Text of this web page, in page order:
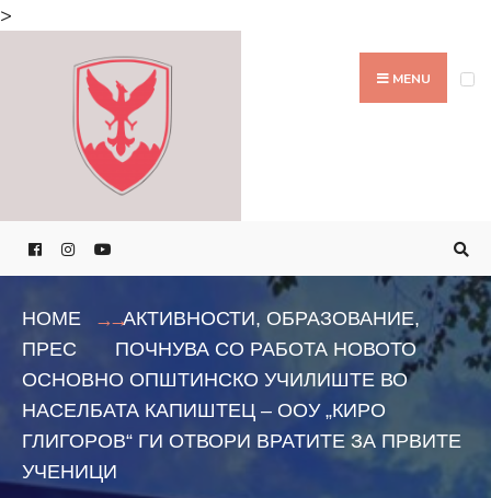
>
MENU
HOME АКТИВНОСТИ, ОБРАЗОВАНИЕ,
ПРЕС
ПОЧНУВА СО РАБОТА НОВОТО
ОСНОВНО ОПШТИНСКО УЧИЛИШТЕ ВО
НАСЕЛБАТА КАПИШТЕЦ – ООУ „КИРО
ГЛИГОРОВ“ ГИ ОТВОРИ ВРАТИТЕ ЗА ПРВИТЕ
УЧЕНИЦИ